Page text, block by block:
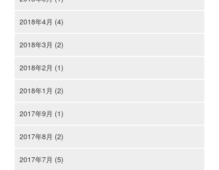
2018年4月 (4)
2018年3月 (2)
2018年2月 (1)
2018年1月 (2)
2017年9月 (1)
2017年8月 (2)
2017年7月 (5)